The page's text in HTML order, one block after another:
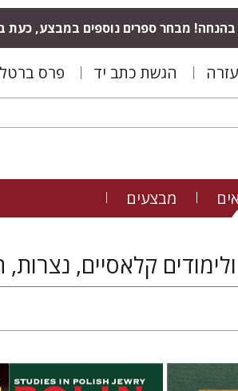
בהנחה! מבחר ספרים נוספים במבצע, כעת
עזרה הגשת כתב יד פרס ברטל
מבצעים
קלאסיים, נצרות,